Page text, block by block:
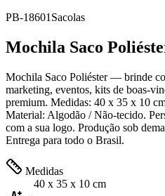
PB-18601 Sacolas
Mochila Saco
Mochila Saco Poliéster — brinde
marketing, eventos, kits de boas-
premium. Medidas: 40 x 35 x 10
Material: Algodão / Não-tecido.
com a sua logo. Produção sob
Entrega para todo o Brasil.
Medidas
40 x 35 x 10 cm